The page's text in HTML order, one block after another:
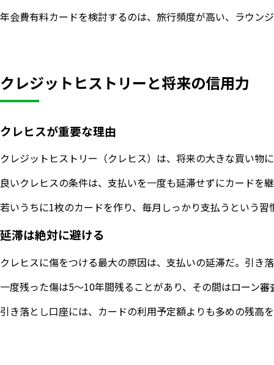
年会費有料カードを検討するのは、旅行頻度が高い、ラウン
クレジットヒストリーと将来の信用力
クレヒスが重要な理由
クレジットヒストリー（クレヒス）は、将来の大きな買い物
良いクレヒスの条件は、支払いを一度も延滞せずにカードを
若いうちに1枚のカードを作り、毎月しっかり支払うという
延滞は絶対に避ける
クレヒスに傷をつける最大の原因は、支払いの延滞だ。引き
一度残った傷は5〜10年間残ることがあり、その間はローン
引き落とし口座には、カードの利用予定額よりも多めの残高